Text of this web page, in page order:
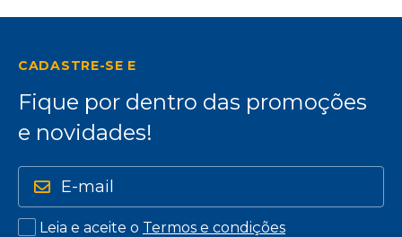
CADASTRE-SE E
Fique por dentro das promoções
e novidades!
Leia e aceite o Termos e condições